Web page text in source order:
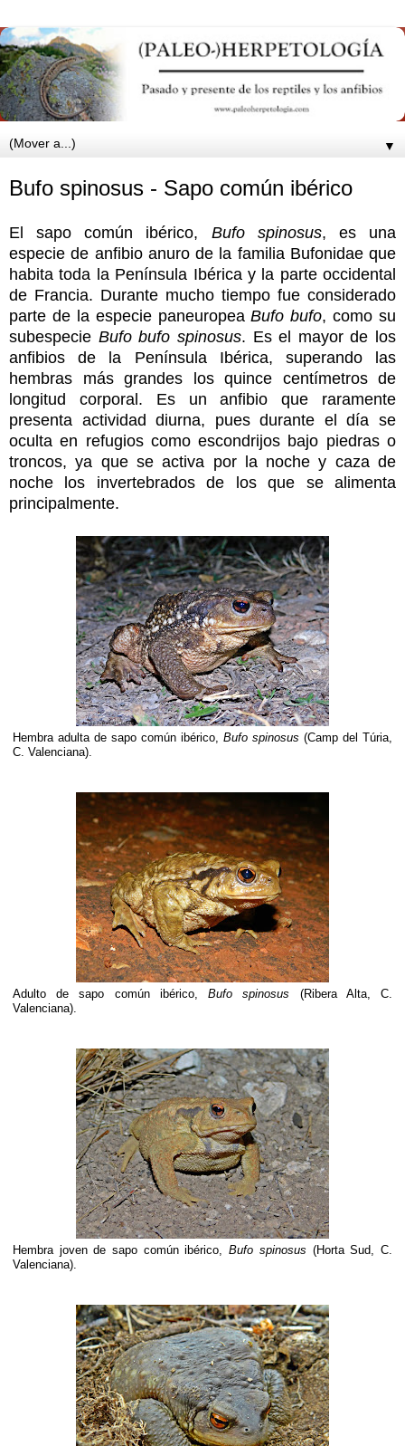
▼
Bufo spinosus - Sapo común ibérico
El sapo común ibérico, Bufo spinosus, es una
especie de anfibio anuro de la familia Bufonidae que
habita toda la Península Ibérica y la parte occidental
de Francia. Durante mucho tiempo fue considerado
parte de la especie paneuropeaBufo bufo, como su
subespecie Bufo bufo spinosus. Es el mayor de los
anfibios de la Península Ibérica, superando las
hembras más grandes los quince centímetros de
longitud corporal. Es un anfibio que raramente
presenta actividad diurna, pues durante el día se
oculta en refugios como escondrijos bajo piedras o
troncos, ya que se activa por la noche y caza de
noche los invertebrados de los que se alimenta
principalmente.
Hembra adulta de sapo común ibérico, Bufo spinosus (Camp del Túria,
C. Valenciana).
Adulto de sapo común ibérico,Bufo spinosus (Ribera Alta, C.
Valenciana).
Hembra joven de sapo común ibérico,Bufo spinosus (Horta Sud, C.
Valenciana).